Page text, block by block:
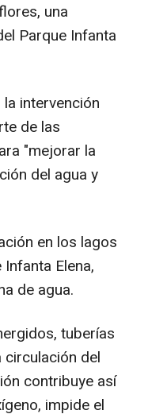
una
Parque Infanta
intervención
de las
"mejorar la
del agua y
en los lagos
Elena,
de agua.
tuberías
del
contribuye así
impide el